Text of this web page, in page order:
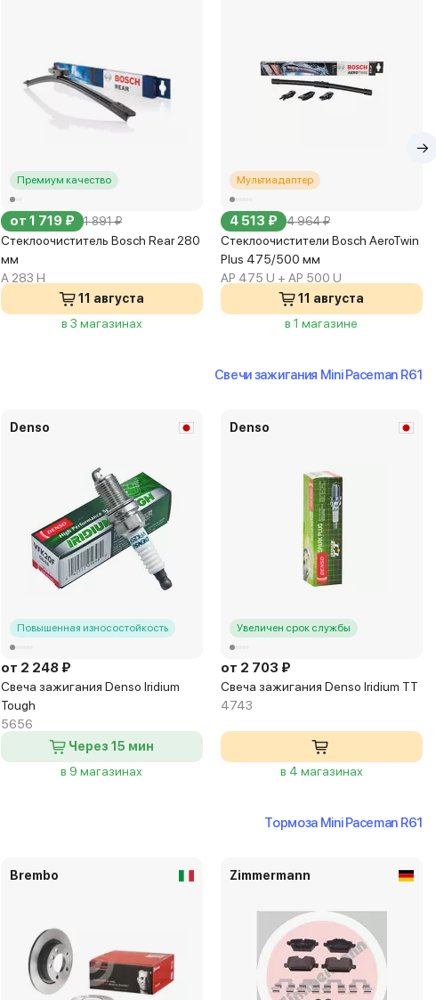
Премиум качество
от 1 719 ₽ 1 891 ₽
Стеклоочиститель Bosch Rear 280
мм
A 283 H
11 августа
в 3 магазинах
Мультиадаптер
4 513 ₽ 4 964 ₽
Стеклоочистители Bosch AeroTwin
Plus 475/500 мм
AP 475 U + AP 500 U
11 августа
в 1 магазине
Свечи зажигания Mini Paceman R61
Denso
Повышенная износостойкость
от 2 248 ₽
Свеча зажигания Denso Iridium
Tough
5656
Через 15 мин
в 9 магазинах
Denso
Увеличен срок службы
от 2 703 ₽
Свеча зажигания Denso Iridium TT
4743
в 4 магазинах
Тормоза Mini Paceman R61
Brembo Zimmermann